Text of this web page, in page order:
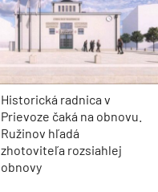
Historická radnica v
Prievoze čaká na obnovu.
Ružinov hľadá
zhotoviteľa rozsiahlej
obnovy